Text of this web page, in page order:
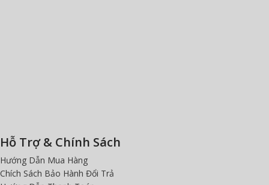
Hỗ Trợ & Chính Sách
Hướng Dẫn Mua Hàng
Chích Sách Bảo Hành Đổi Trả